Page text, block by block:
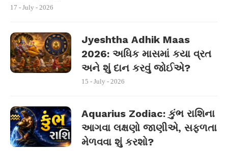
17 - July - 2026
Jyeshtha Adhik Maas
2026: અધિક માસમાં કયા વ્રત
અને શું દાન કરવું જોઈએ?
15 - July - 2026
Aquarius Zodiac: કુંભ રાશિના
આગવા લક્ષણો જાણીએ, સફળતા
મેળવવા શું કરશો?